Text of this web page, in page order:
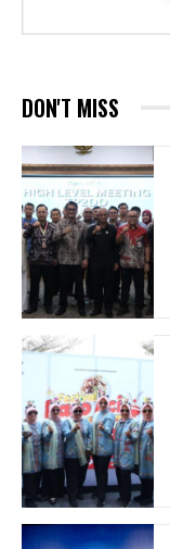
DON'T MISS